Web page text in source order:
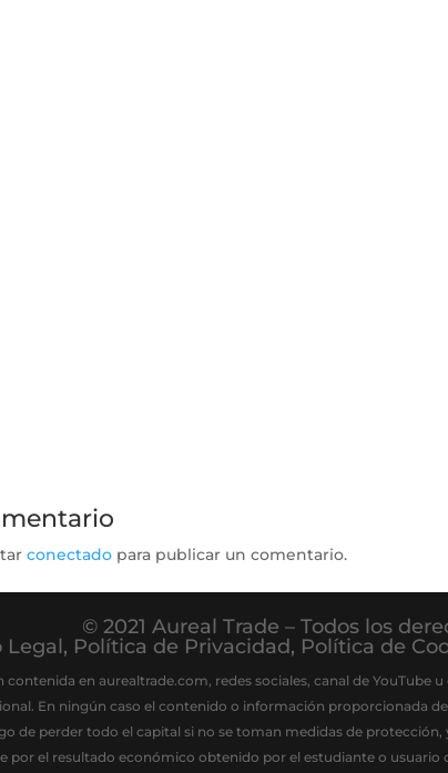
conectadopara publicar un comentario.
© 2021 Aureal Trade – Todos los
Legal, Política de Privacidad, Política de
contenida en aurealtrade.com, redes sociales, canal de YouTube
En ningún caso el contenido o información proporcionada
de perder todo el capital si no se toman medidas de
por el resultado económico obtenido por el estudiante o